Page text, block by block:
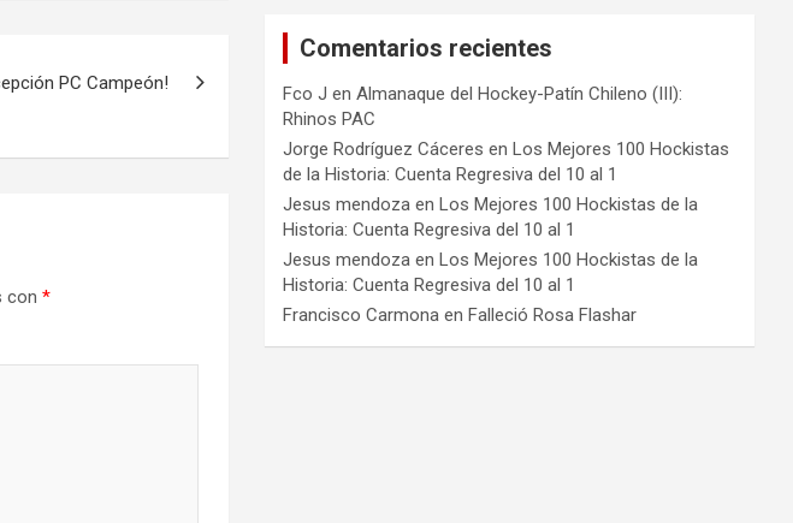
PC Campeón!
con *
Comentarios recientes
Fco J enAlmanaque del Hockey-Patín Chileno (III):
Rhinos PAC
Jorge Rodríguez Cáceres enLos Mejores 100 Hockistas
de la Historia: Cuenta Regresiva del 10 al 1
Jesus mendoza enLos Mejores 100 Hockistas de la
Historia: Cuenta Regresiva del 10 al 1
Jesus mendoza enLos Mejores 100 Hockistas de la
Historia: Cuenta Regresiva del 10 al 1
Francisco Carmona enFalleció Rosa Flashar